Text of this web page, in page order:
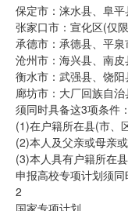
保定市：涞水县、阜
张家口市：宣化区(仅
承德市：承德县、平
沧州市：海兴县、南
衡水市：武强县、饶
廊坊市：大厂回族自治
须同时具备这3项条件：
(1)在户籍所在县(市、
(2)本人及父亲或母亲
(3)本人具有户籍所在
申报高校专项计划须同
2
国家专项计划